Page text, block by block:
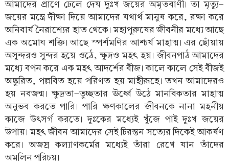
আমাদের প্রাণে ঢেলে দেয দুঃখ জয়ের অমৃতবাণী। তা মৃত্যু-
জয়ের মন্ত্রে দীক্ষা দিয়ে আমাদের যথার্থ মানুষ করে, রক্ষা করে
অনিবার্য নৈরাশ্যের হাত থেকে। মহাপুরুষের জীবনীর মধ্যে আছে
এক অমোঘ শক্তি। আছে স্পর্শমণির আশ্চর্য মাহাত্ম। এর ছোঁয়ায়
অসুন্দরও সুন্দর হয়ে ওঠে, ক্ষুদ্রও মহৎ হয়। জীবনপাঠ আমাদের
মধ্যে বপন করে এক মহৎ আদর্শের বীজ। কালে কালে সেই বীজই
অঙ্কুরিত, পল্লবিত হয়ে পরিণত হয় মাহীরূহে। তখন আমাদেরও
হয় নবজন্ম। ক্ষুদ্রতা-তুচ্ছতার ঊর্ধ্বে উঠে মানবিকতার মাহাত্ম
অনুভব করতে পারি। পারি ক্ষণকালের জীবনকে নানা মহনীয়
কাজে উৎসর্গ করতে। দুঃকের মধ্যেই খুঁজে পাই দুঃখ জয়ের
উপায়। মহৎ জীবন আমাদের সেই চিরন্তন সত্যের দিকেই আকর্ষণ
করে। অজস্র কল্যাণকর্মের মধ্যেই তাঁরা রেখে যান তাঁদের
অমলিন পরিচয়।